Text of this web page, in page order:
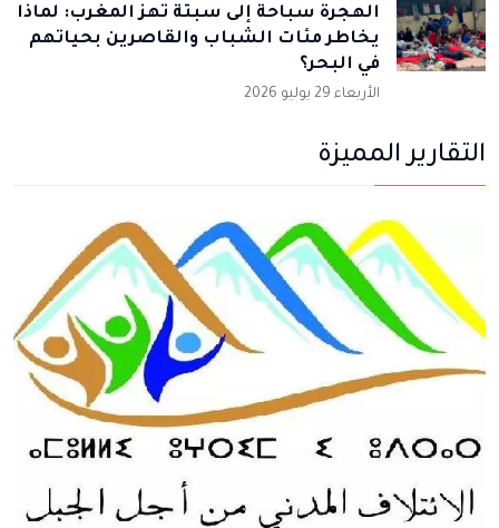
الهجرة سباحة إلى سبتة تهز المغرب: لماذا
يخاطر مئات الشباب والقاصرين بحياتهم
في البحر؟
الأربعاء 29 يوليو 2026
التقارير المميزة